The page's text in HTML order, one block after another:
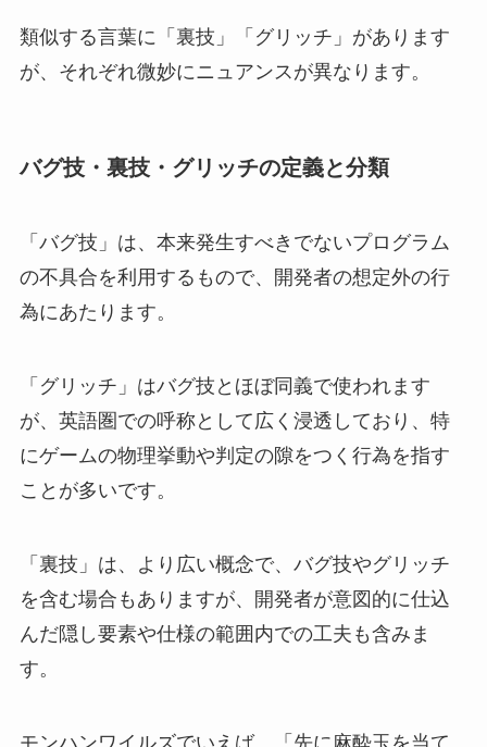
類似する言葉に「裏技」「グリッチ」があります
が、それぞれ微妙にニュアンスが異なります。
バグ技・裏技・グリッチの定義と分類
「バグ技」は、本来発生すべきでないプログラム
の不具合を利用するもので、開発者の想定外の行
為にあたります。
「グリッチ」はバグ技とほぼ同義で使われます
が、英語圏での呼称として広く浸透しており、特
にゲームの物理挙動や判定の隙をつく行為を指す
ことが多いです。
「裏技」は、より広い概念で、バグ技やグリッチ
を含む場合もありますが、開発者が意図的に仕込
んだ隠し要素や仕様の範囲内での工夫も含みま
す。
モンハンワイルズでいえば、「先に麻酔玉を当て